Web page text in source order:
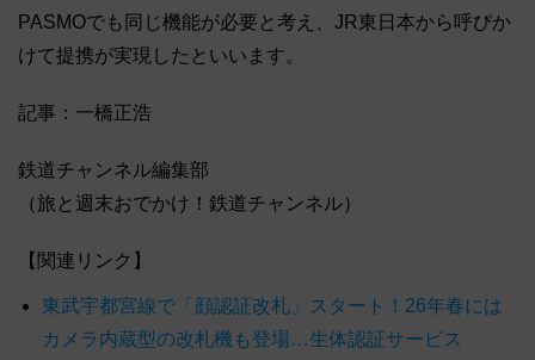
PASMOでも同じ機能が必要と考え、JR東日本から呼びか
けて提携が実現したといいます。
記事：一橋正浩
鉄道チャンネル編集部
（旅と週末おでかけ！鉄道チャンネル）
【関連リンク】
東武宇都宮線で「顔認証改札」スタート！26年春には
カメラ内蔵型の改札機も登場…生体認証サービス